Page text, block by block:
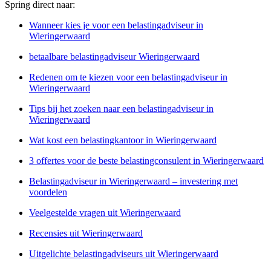
Spring direct naar:
Wanneer kies je voor een belastingadviseur in
Wieringerwaard
betaalbare belastingadviseur Wieringerwaard
Redenen om te kiezen voor een belastingadviseur in
Wieringerwaard
Tips bij het zoeken naar een belastingadviseur in
Wieringerwaard
Wat kost een belastingkantoor in Wieringerwaard
3 offertes voor de beste belastingconsulent in Wieringerwaard
Belastingadviseur in Wieringerwaard – investering met
voordelen
Veelgestelde vragen uit Wieringerwaard
Recensies uit Wieringerwaard
Uitgelichte belastingadviseurs uit Wieringerwaard